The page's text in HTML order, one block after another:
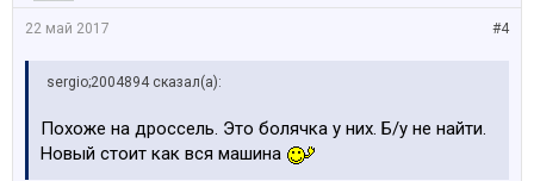
#4
22 май 2017
sergio;2004894 сказал(а):
Похоже на дроссель. Это болячка у них. Б/у не найти.
Новый стоит как вся машина